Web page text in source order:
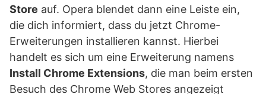
Store auf. Opera blendet dann eine Leiste ein,
die dich informiert, dass du jetzt Chrome-
Erweiterungen installieren kannst. Hierbei
handelt es sich um eine Erweiterung namens
Install Chrome Extensions, die man beim ersten
Besuch des Chrome Web Stores angezeigt